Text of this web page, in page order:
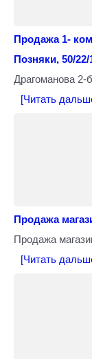
Продажа 1-
Позняки, 50/22/
Драгоманова 2-
[Читать
Продажа
Продажа
[Читать